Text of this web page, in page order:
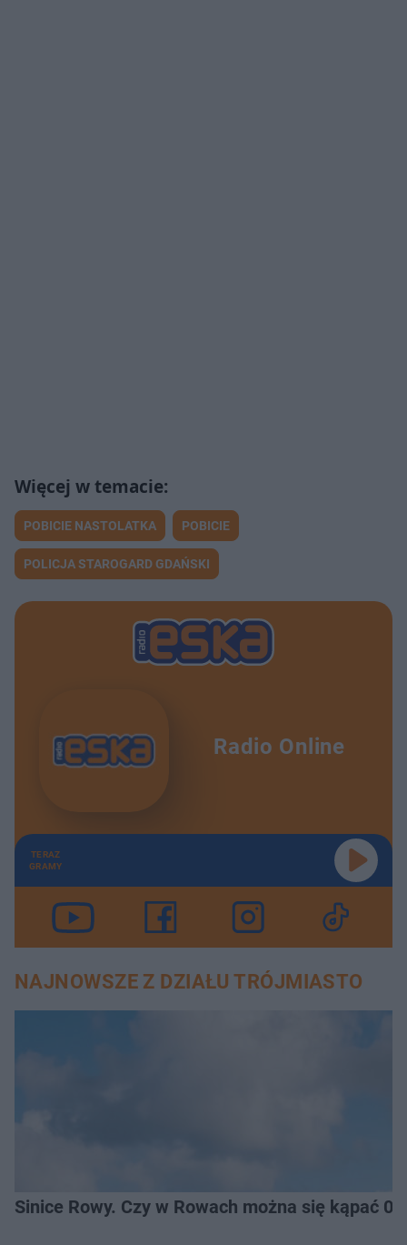
POBICIE NASTOLATKA POBICIE
POLICJA STAROGARD GDAŃSKI
Radio Online
TERAZ
GRAMY
NAJNOWSZE Z DZIAŁU TRÓJMIASTO
Sinice Rowy. Czy w Rowach można się kąpać